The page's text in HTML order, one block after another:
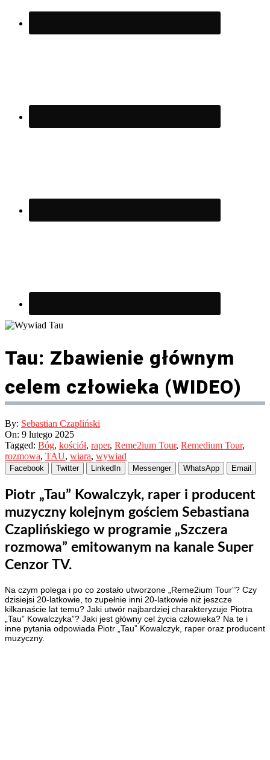
Tau: Zbawienie głównym
celem człowieka (WIDEO)
By: Sebastian Czapliński
On: 9 lutego 2025
Tagged: Bóg, kościół, raper, Reme2ium Tour, Remedium Tour,
rozmowa, TAU, wiara, wywiad
Facebook Twitter LinkedIn Messenger WhatsApp Email
Piotr „Tau” Kowalczyk, raper i producent
muzyczny kolejnym gościem Sebastiana
Czaplińskiego w programie „Szczera
rozmowa” emitowanym na kanale Super
Cenzor TV.
Na czym polega i po co zostało utworzone „Reme2ium Tour”? Czy
dzisiejsi 20-latkowie, to zupełnie inni 20-latkowie niż jeszcze
kilkanaście lat temu? Jaki utwór najbardziej charakteryzuje Piotra
„Tau” Kowalczyka”? Jaki jest główny cel życia człowieka? Na te i
inne pytania odpowiada Piotr „Tau” Kowalczyk, raper oraz producent
muzyczny.